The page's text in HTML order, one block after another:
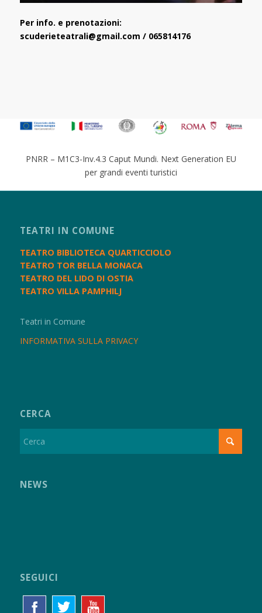
Per info. e prenotazioni:
scuderieteatrali@gmail.com / 065814176
PNRR – M1C3-Inv.4.3 Caput Mundi. Next Generation EU
per grandi eventi turistici
TEATRI IN COMUNE
TEATRO BIBLIOTECA QUARTICCIOLO
TEATRO TOR BELLA MONACA
TEATRO DEL LIDO DI OSTIA
TEATRO VILLA PAMPHILJ
Teatri in Comune
INFORMATIVA SULLA PRIVACY
CERCA
NEWS
SEGUICI